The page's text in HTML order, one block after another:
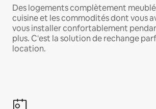
Des logements complètement
cuisine et les commodités dont vous
vous installer confortablement
plus. C'est la solution de rechange
location.